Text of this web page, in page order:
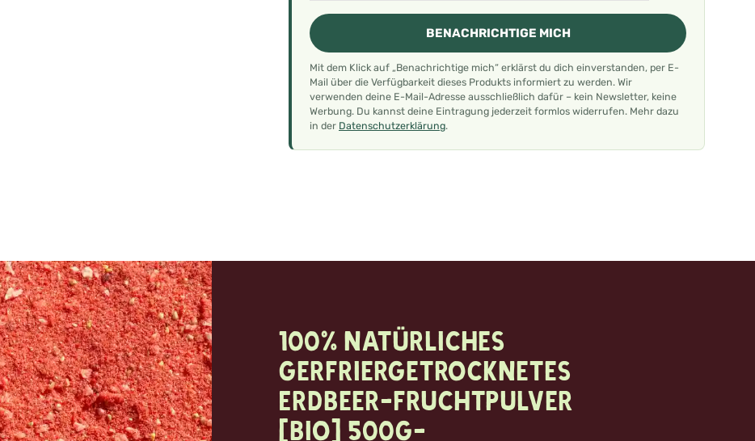
BENACHRICHTIGE MICH
Mit dem Klick auf „Benachrichtige mich“ erklärst du dich einverstanden, per E-
Mail über die Verfügbarkeit dieses Produkts informiert zu werden. Wir
verwenden deine E-Mail-Adresse ausschließlich dafür – kein Newsletter, keine
Werbung. Du kannst deine Eintragung jederzeit formlos widerrufen. Mehr dazu
in der Datenschutzerklärung.
100% natürliches
Gerfriergetrocknetes
Erdbeer-Fruchtpulver
(Bio) 500g-